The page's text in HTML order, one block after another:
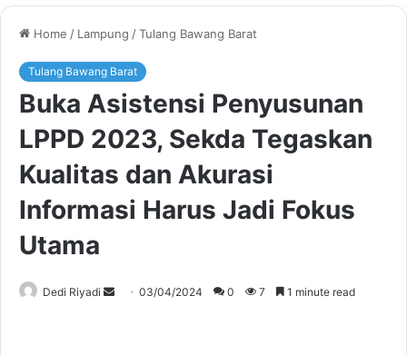
Home / Lampung /Tulang Bawang Barat
Tulang Bawang Barat
Buka Asistensi Penyusunan
LPPD 2023, Sekda Tegaskan
Kualitas dan Akurasi
Informasi Harus Jadi Fokus
Utama
Dedi Riyadi
Send03/04/2024 0 7 1 minute read